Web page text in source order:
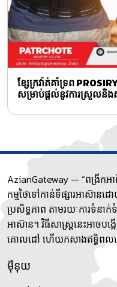
ខ្សែក្រវ៉ាត់គាំទ្រព
សម្រាប់ផ្តល់នូវការស្រួលនិង
AzianGateway — “ពង្រីកអា
កម្មថៃទៅកាន់ទីផ្សារអាស៊ា
ប្រសិទ្ធភាព តាមរយៈការទំន
អាស៊ាន។ វិធីសាស្រ្តនេះអាចប
គោលដៅ ហើយកសាងឥទ្ធិពលជ
ម៉ឺនុយ